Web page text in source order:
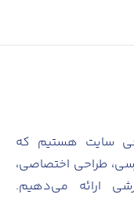
سایت هستیم که
طراحی اختصاصی،
ارائه می‌دهیم.